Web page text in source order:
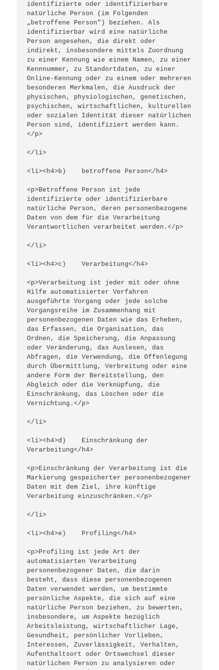
identifizierte oder identifizierbare
natürliche Person (im Folgenden
„betroffene Person") beziehen. Als
identifizierbar wird eine natürliche
Person angesehen, die direkt oder
indirekt, insbesondere mittels Zuordnung
zu einer Kennung wie einem Namen, zu einer
Kennnummer, zu Standortdaten, zu einer
Online-Kennung oder zu einem oder mehreren
besonderen Merkmalen, die Ausdruck der
physischen, physiologischen, genetischen,
psychischen, wirtschaftlichen, kulturellen
oder sozialen Identität dieser natürlichen
Person sind, identifiziert werden kann.
</p>
</li>
<li><h4>b)    betroffene Person</h4>
<p>Betroffene Person ist jede
identifizierte oder identifizierbare
natürliche Person, deren personenbezogene
Daten von dem für die Verarbeitung
Verantwortlichen verarbeitet werden.</p>
</li>
<li><h4>c)    Verarbeitung</h4>
<p>Verarbeitung ist jeder mit oder ohne
Hilfe automatisierter Verfahren
ausgeführte Vorgang oder jede solche
Vorgangsreihe im Zusammenhang mit
personenbezogenen Daten wie das Erheben,
das Erfassen, die Organisation, das
Ordnen, die Speicherung, die Anpassung
oder Veränderung, das Auslesen, das
Abfragen, die Verwendung, die Offenlegung
durch Übermittlung, Verbreitung oder eine
andere Form der Bereitstellung, den
Abgleich oder die Verknüpfung, die
Einschränkung, das Löschen oder die
Vernichtung.</p>
</li>
<li><h4>d)    Einschränkung der
Verarbeitung</h4>
<p>Einschränkung der Verarbeitung ist die
Markierung gespeicherter personenbezogener
Daten mit dem Ziel, ihre künftige
Verarbeitung einzuschränken.</p>
</li>
<li><h4>e)    Profiling</h4>
<p>Profiling ist jede Art der
automatisierten Verarbeitung
personenbezogener Daten, die darin
besteht, dass diese personenbezogenen
Daten verwendet werden, um bestimmte
persönliche Aspekte, die sich auf eine
natürliche Person beziehen, zu bewerten,
insbesondere, um Aspekte bezüglich
Arbeitsleistung, wirtschaftlicher Lage,
Gesundheit, persönlicher Vorlieben,
Interessen, Zuverlässigkeit, Verhalten,
Aufenthaltsort oder Ortswechsel dieser
natürlichen Person zu analysieren oder